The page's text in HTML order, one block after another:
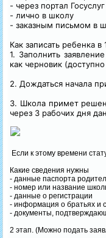
- через портал
- лично в школу
- заказным письмом в
Как записать ребенка в
1. Заполнить
как черновик
2. Дождаться начала
3. Школа примет
через 3 рабочих дня
Если к этому времени
Какие сведения нужны
- данные паспорта
- номер или название
- данные о регистрации
- информация о братьях и
- документы,
2 этап. (Можно подать